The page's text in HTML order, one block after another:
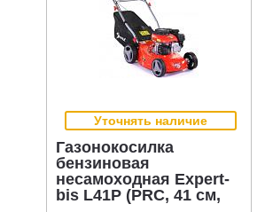
Уточнять наличие
Газонокосилка
бензиновая
несамоходная Expert-
bis L41P (PRC, 41 см,